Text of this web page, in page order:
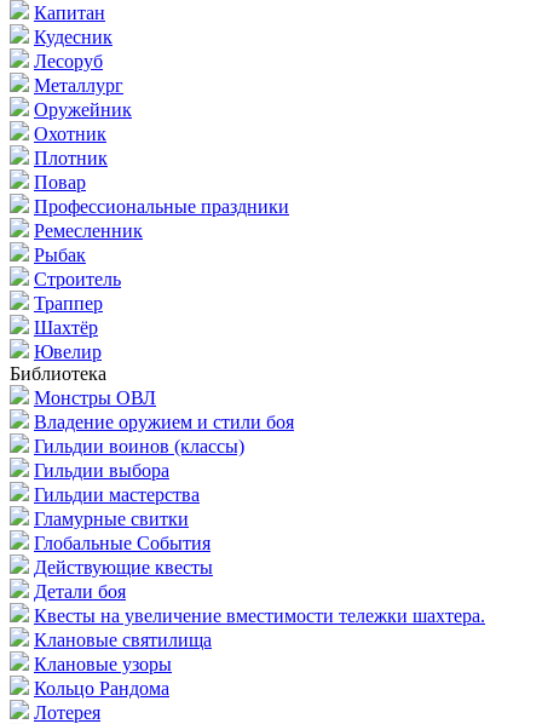
Капитан
Кудесник
Лесоруб
Металлург
Оружейник
Охотник
Плотник
Повар
Профессиональные праздники
Ремесленник
Рыбак
Строитель
Траппер
Шахтёр
Ювелир
Библиотека
Монстры ОВЛ
Владение оружием и стили боя
Гильдии воинов (классы)
Гильдии выбора
Гильдии мастерства
Гламурные свитки
Глобальные События
Действующие квесты
Детали боя
Квесты на увеличение вместимости тележки шахтера.
Клановые святилища
Клановые узоры
Кольцо Рандома
Лотерея